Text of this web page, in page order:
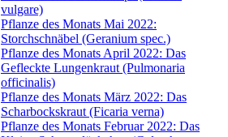
vulgare)
Pflanze des Monats Mai 2022:
Storchschnäbel (Geranium spec.)
Pflanze des Monats April 2022: Das
Gefleckte Lungenkraut (Pulmonaria
officinalis)
Pflanze des Monats März 2022: Das
Scharbockskraut (Ficaria verna)
Pflanze des Monats Februar 2022: Das